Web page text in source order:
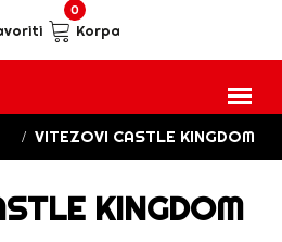
0
Korpa
VITEZOVI CASTLE KINGDOM
KINGDOM